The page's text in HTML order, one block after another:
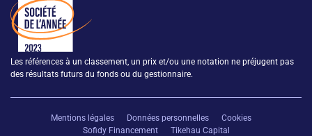
Les références à un classement, un prix et/ou une notation ne préjugent pas
des résultats futurs du fonds ou du gestionnaire.
Mentions légales Données personnelles
Cookies
Sofidy Financement
Tikehau Capital